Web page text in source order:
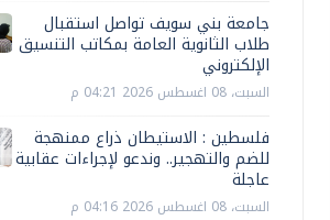
جامعة بني سويف تواصل استقبال
طلاب الثانوية العامة بمكاتب التنسيق
الإلكتروني
السبت، 08 اغسطس 2026 04:21 م
فلسطين : الاستيطان ذراع ممنهجة
للضم والتهجير.. وندعو لإجراءات عقابية
عاجلة
السبت، 08 اغسطس 2026 04:16 م